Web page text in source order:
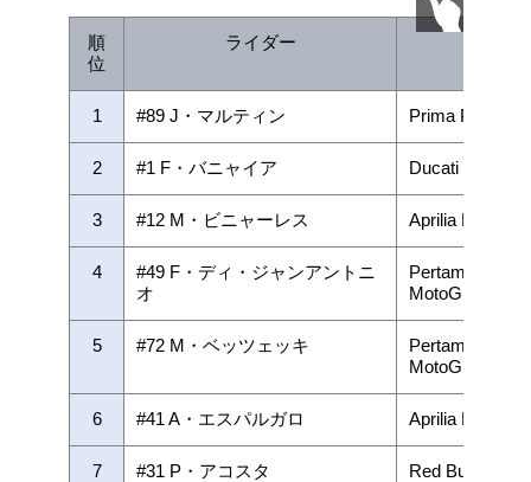
順
位
ライダー
1 #89 J・マルティン Prima Pramac
2 #1 F・バニャイア Ducati Lenovo
3 #12 M・ビニャーレス Aprilia Racing
4
#49 F・ディ・ジャンアントニ
オ
Pertamina
MotoGP Team
5 #72 M・ベッツェッキ
Pertamina
MotoGP Team
6 #41 A・エスパルガロ Aprilia Racing
7 #31 P・アコスタ Red Bull